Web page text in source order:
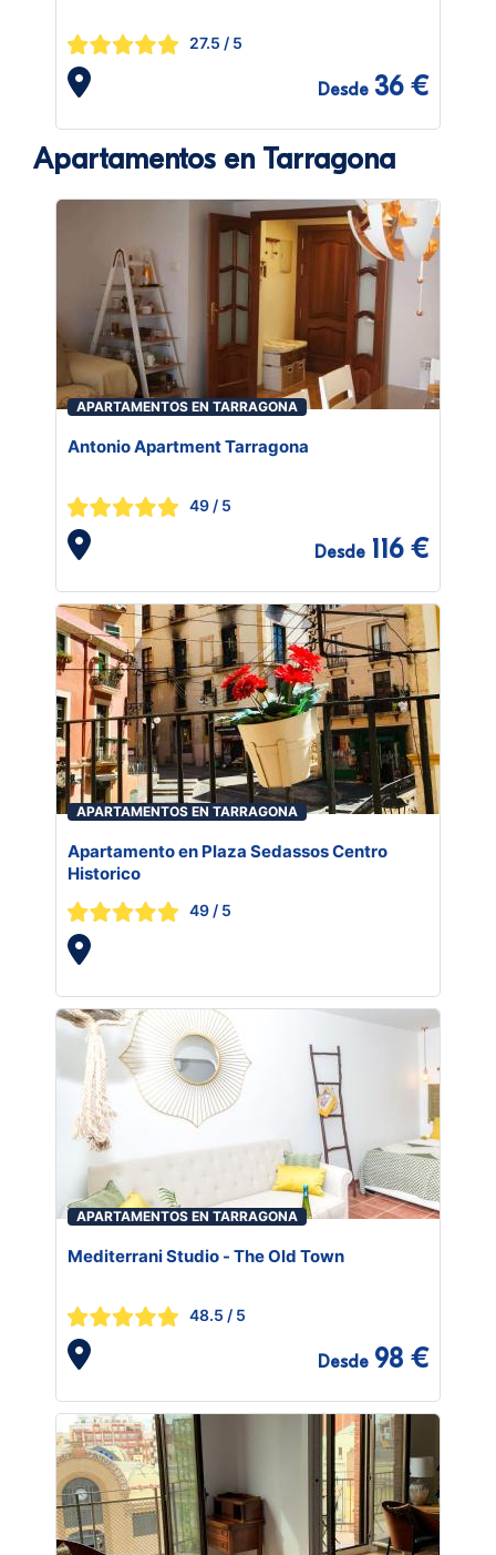
27.5 / 5
Desde 36 €
Apartamentos en Tarragona
APARTAMENTOS EN TARRAGONA
Antonio Apartment Tarragona
49 / 5
Desde 116 €
APARTAMENTOS EN TARRAGONA
Apartamento en Plaza Sedassos Centro
Historico
49 / 5
APARTAMENTOS EN TARRAGONA
Mediterrani Studio - The Old Town
48.5 / 5
Desde 98 €